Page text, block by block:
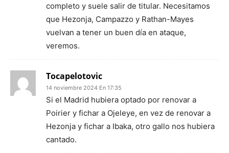
completo y suele salir de titular. Necesitamos
que Hezonja, Campazzo y Rathan-Mayes
vuelvan a tener un buen día en ataque,
veremos.
Tocapelotovic
14 noviembre 2024 En 17:35
Si el Madrid hubiera optado por renovar a
Poirier y fichar a Ojeleye, en vez de renovar a
Hezonja y fichar a Ibaka, otro gallo nos hubiera
cantado.